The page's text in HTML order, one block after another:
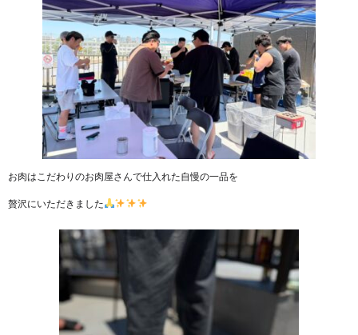
お肉はこだわりのお肉屋さんで仕入れた自慢の一品を
贅沢にいただきました